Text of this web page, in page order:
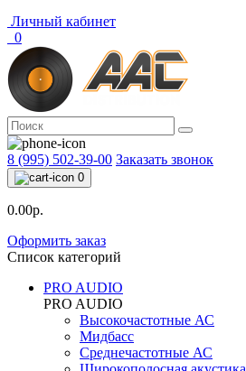
Личный кабинет
0
8 (995) 502-39-00 Заказать звонок
0
0.00р.
Оформить заказ
Список категорий
PRO AUDIO
PRO AUDIO
Высокочастотные АС
Мидбасс
Среднечастотные АС